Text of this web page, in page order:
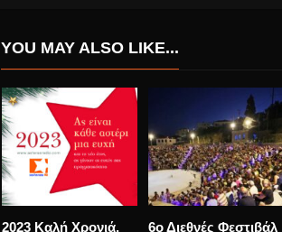
YOU MAY ALSO LIKE...
Iron Maiden.
Η Patti Smith